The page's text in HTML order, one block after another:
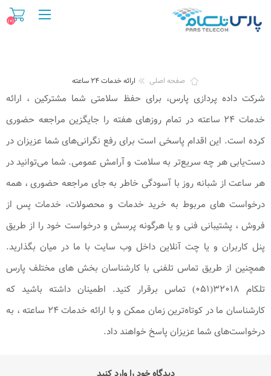
(۰)
صفحه اصلی ارائه خدمات ۲۴ ساعته
شرکت داده پردازی پارس، برای حفظ سلامتی شما مشترکین ، ارائه
خدمات ۲۴ ساعته در تمام روزهای هفته را جایگزین مراجعه حضوری
کرده است. این اقدام پاسخی‌ است برای رفع نگرانی‌های شما عزیزان در
دست‌یابی هر چه سریع‌تر به سلامت و آرامش عمومی. شما می‌توانید در
هر ساعت از شبانه‌ روز با آسودگی خاطر به جای مراجعه حضوری ، همه‌
درخواست‌ های مربوط به خرید خدمات و محصولات، خدمات پس از
فروش ، پشتیبانی فنی و یا هرگونه پرسش و درخواست خود را از طریق
پنل کاربران و یا چت آنلاین داخل وب سایت با ما در میان بگذارید.
همچنین از طریق تماس تلفنی با کارشناسان بخش های مختلف پارس
تلکام ۳۲۰۱۸(۰۵۱) تماس برقرار کنید. اطمینان داشته باشید که
کارشناسان ما در کوتاه‌ترین زمان ممکن و با ارائه خدمات ۲۴ ساعته ، به
درخواست‌های شما عزیزان پاسخ خواهند داد.